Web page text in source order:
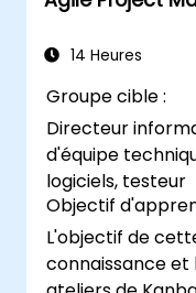
14 Heures
Groupe cible :
Directeur
d'équipe
logiciels, testeur
Objectif
L'objectif de
connaissance